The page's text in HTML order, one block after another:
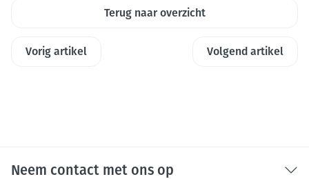
Terug naar overzicht
Vorig artikel Volgend artikel
Neem contact met ons op